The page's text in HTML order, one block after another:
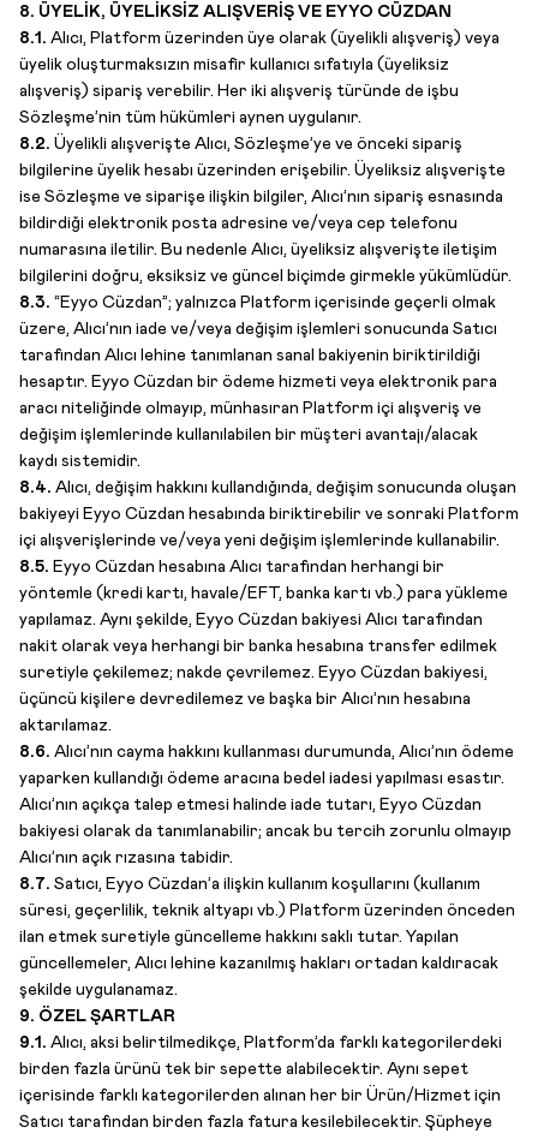
8. ÜYELİK, ÜYELİKSİZ ALIŞVERİŞ VE EYYO CÜZDAN
8.1. Alıcı, Platform üzerinden üye olarak (üyelikli alışveriş) veya
üyelik oluşturmaksızın misafir kullanıcı sıfatıyla (üyeliksiz
alışveriş) sipariş verebilir. Her iki alışveriş türünde de işbu
Sözleşme’nin tüm hükümleri aynen uygulanır.
8.2. Üyelikli alışverişte Alıcı, Sözleşme’ye ve önceki sipariş
bilgilerine üyelik hesabı üzerinden erişebilir. Üyeliksiz alışverişte
ise Sözleşme ve siparişe ilişkin bilgiler, Alıcı’nın sipariş esnasında
bildirdiği elektronik posta adresine ve/veya cep telefonu
numarasına iletilir. Bu nedenle Alıcı, üyeliksiz alışverişte iletişim
bilgilerini doğru, eksiksiz ve güncel biçimde girmekle yükümlüdür.
8.3. “Eyyo Cüzdan”; yalnızca Platform içerisinde geçerli olmak
üzere, Alıcı’nın iade ve/veya değişim işlemleri sonucunda Satıcı
tarafından Alıcı lehine tanımlanan sanal bakiyenin biriktirildiği
hesaptır. Eyyo Cüzdan bir ödeme hizmeti veya elektronik para
aracı niteliğinde olmayıp, münhasıran Platform içi alışveriş ve
değişim işlemlerinde kullanılabilen bir müşteri avantajı/alacak
kaydı sistemidir.
8.4. Alıcı, değişim hakkını kullandığında, değişim sonucunda oluşan
bakiyeyi Eyyo Cüzdan hesabında biriktirebilir ve sonraki Platform
içi alışverişlerinde ve/veya yeni değişim işlemlerinde kullanabilir.
8.5. Eyyo Cüzdan hesabına Alıcı tarafından herhangi bir
yöntemle (kredi kartı, havale/EFT, banka kartı vb.) para yükleme
yapılamaz. Aynı şekilde, Eyyo Cüzdan bakiyesi Alıcı tarafından
nakit olarak veya herhangi bir banka hesabına transfer edilmek
suretiyle çekilemez; nakde çevrilemez. Eyyo Cüzdan bakiyesi,
üçüncü kişilere devredilemez ve başka bir Alıcı’nın hesabına
aktarılamaz.
8.6. Alıcı’nın cayma hakkını kullanması durumunda, Alıcı’nın ödeme
yaparken kullandığı ödeme aracına bedel iadesi yapılması esastır.
Alıcı’nın açıkça talep etmesi halinde iade tutarı, Eyyo Cüzdan
bakiyesi olarak da tanımlanabilir; ancak bu tercih zorunlu olmayıp
Alıcı’nın açık rızasına tabidir.
8.7. Satıcı, Eyyo Cüzdan’a ilişkin kullanım koşullarını (kullanım
süresi, geçerlilik, teknik altyapı vb.) Platform üzerinden önceden
ilan etmek suretiyle güncelleme hakkını saklı tutar. Yapılan
güncellemeler, Alıcı lehine kazanılmış hakları ortadan kaldıracak
şekilde uygulanamaz.
9. ÖZEL ŞARTLAR
9.1. Alıcı, aksi belirtilmedikçe, Platform’da farklı kategorilerdeki
birden fazla ürünü tek bir sepette alabilecektir. Aynı sepet
içerisinde farklı kategorilerden alınan her bir Ürün/Hizmet için
Satıcı tarafından birden fazla fatura kesilebilecektir. Şüpheye